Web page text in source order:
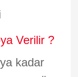
Verilir ?
kadar